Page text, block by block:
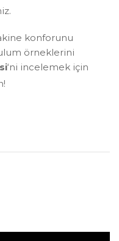
.
konforunu
örneklerini
‘ni incelemek için